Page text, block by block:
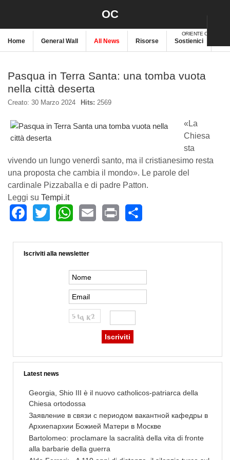
OC
ORIENTE CRISTIANO
Home General Wall All News Risorse Sostienici
Pasqua in Terra Santa: una tomba vuota
nella città deserta
Creato: 30 Marzo 2024 Hits: 2569
«La
Chiesa
sta
vivendo un lungo venerdì santo, ma il cristianesimo resta
una proposta che cambia il mondo». Le parole del
cardinale Pizzaballa e di padre Patton.
Leggi su Tempi.it
Iscriviti alla newsletter
Latest news
Georgia, Shio III è il nuovo catholicos-patriarca della
Chiesa ortodossa
Заявление в связи с периодом вакантной кафедры в
Архиепархии Божией Матери в Москве
Bartolomeo: proclamare la sacralità della vita di fronte
alla barbarie della guerra